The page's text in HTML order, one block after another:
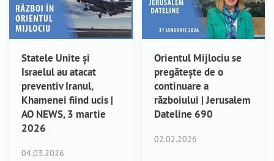
Statele Unite și
Israelul au atacat
preventiv Iranul,
Khamenei fiind ucis |
AO NEWS, 3 martie
2026
04.03.2026
Orientul Mijlociu se
pregătește de o
continuare a
războiului | Jerusalem
Dateline 690
02.02.2026